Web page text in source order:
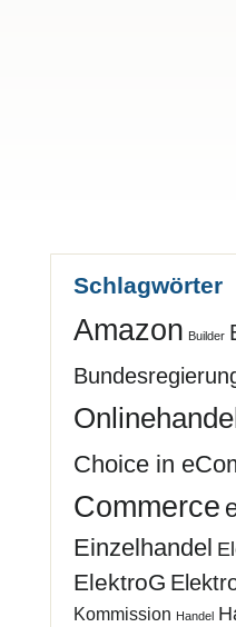
Schlagwörter
Amazon Builder
Choice in
Commerce
Einzelhandel
ElektroG
Kommission Handel